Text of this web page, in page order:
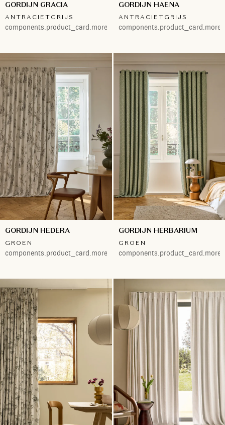
GORDIJN GRACIA
ANTRACIETGRIJS
components.product_card.more.both
GORDIJN HAENA
ANTRACIETGRIJS
GORDIJN HEDERA
GROEN
components.product_card.more.both
GORDIJN HERBARIUM
GROEN